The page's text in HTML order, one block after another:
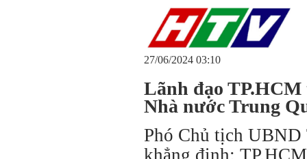
27/06/2024 03:10
Lãnh đạo TP.HCM
Nhà nước Trung
Phó Chủ tịch
khẳng định: